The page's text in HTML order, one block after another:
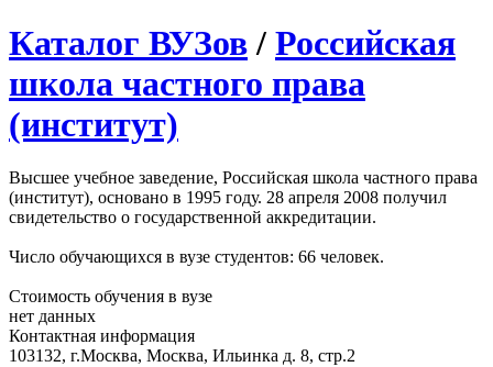
Каталог ВУЗов / Российская
школа частного права
(институт)
Высшее учебное заведение, Российская школа частного права
(институт), основано в 1995 году. 28 апреля 2008 получил
свидетельство о государственной аккредитации.
Число обучающихся в вузе студентов: 66 человек.
Стоимость обучения в вузе
нет данных
Контактная информация
103132, г.Москва, Москва, Ильинка д. 8, стр.2